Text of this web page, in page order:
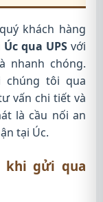
khách hàng
qua UPS với
nhanh chóng.
chúng tôi qua
vấn chi tiết và
là cầu nối an
tại Úc.
khi gửi qua